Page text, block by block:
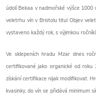
údolí Bekaa v nadmořské výšce
veletrhu vín v Bristolu titul Objev
vystaveno každý rok, s výjimkou
Ve sklepeních hradu Mzar dnes
certifikované jako organické od roku
získání certifikace nijak modifikovat.
kvasinky, do vín se přidává minimum